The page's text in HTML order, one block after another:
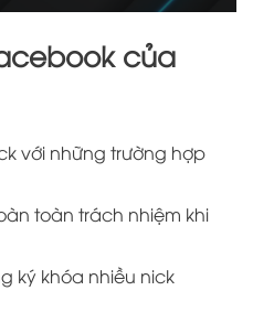
của
với những trường hợp
toàn trách nhiệm khi
ký khóa nhiều nick